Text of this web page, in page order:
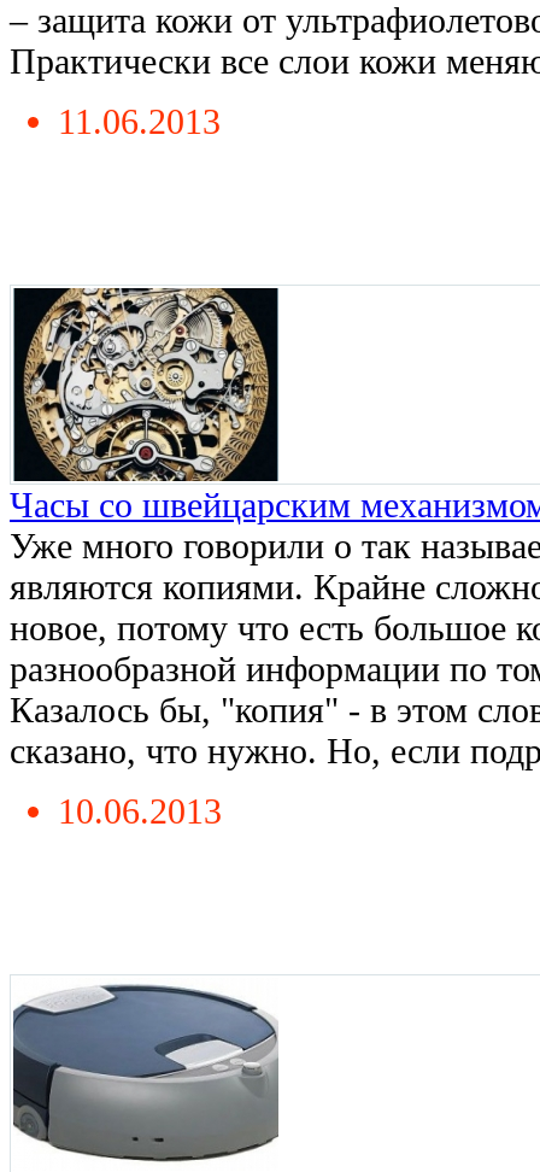
– защита кожи от
Практически все слои кожи
11.06.2013
Часы со швейцарским
Уже много говорили о так
являются копиями. Крайне
новое, потому что есть большое
разнообразной информации по
Казалось бы, "копия" - в этом
сказано, что нужно. Но, если
10.06.2013